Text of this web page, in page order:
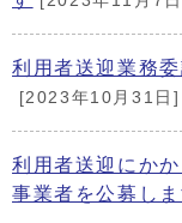
利用者送迎業務
[2023年10月31日]
利用者送迎にか
事業者を公募しま